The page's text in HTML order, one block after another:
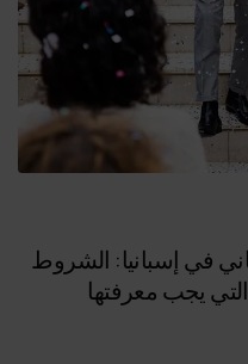
في إسبانيا: الشروط
يجب معرفتها